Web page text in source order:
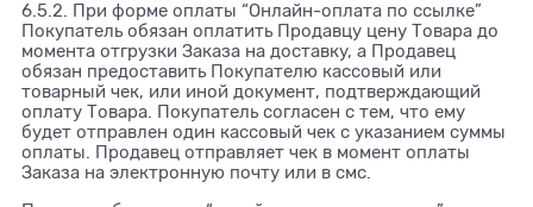
6.5.2. При форме оплаты “Онлайн-оплата по ссылке”
Покупатель обязан оплатить Продавцу цену Товара до
момента отгрузки Заказа на доставку, а Продавец
обязан предоставить Покупателю кассовый или
товарный чек, или иной документ, подтверждающий
оплату Товара. Покупатель согласен с тем, что ему
будет отправлен один кассовый чек с указанием суммы
оплаты. Продавец отправляет чек в момент оплаты
Заказа на электронную почту или в смс.